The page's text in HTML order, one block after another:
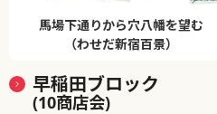
馬場下通りから穴八幡を望む
（わせだ新宿百景）
早稲田ブロック
(10商店会)